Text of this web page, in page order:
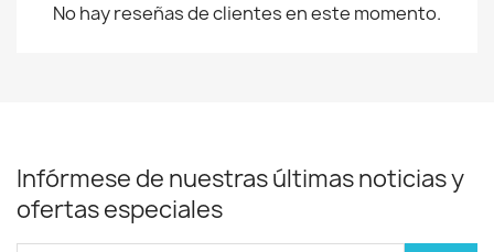
No hay reseñas de clientes en este momento.
Infórmese de nuestras últimas noticias y
ofertas especiales